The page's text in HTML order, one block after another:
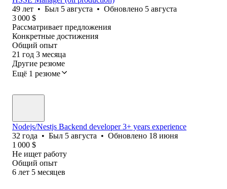
49 лет • Был 5 августа • Обновлено 5 августа
3 000 $
Рассматривает предложения
Конкретные достижения
Общий опыт
21 год 3 месяца
Другие резюме
Ещё 1 резюме
Nodejs/Nestjs Backend developer 3+ years experience
32 года • Был 5 августа • Обновлено 18 июня
1 000 $
Не ищет работу
Общий опыт
6 лет 5 месяцев